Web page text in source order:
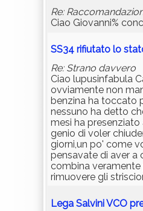
Re:
Ciao Giovanni%
SS34 rifiutato lo
Re: Strano davvero
Ciao lupusinfabula
ovviamente non
benzina ha toccato
nessuno ha detto
mesi ha presenziato
genio di voler
giorni,un po' come
pensavate di aver a
combina veramente
rimuovere gli
Lega Salvini VCO